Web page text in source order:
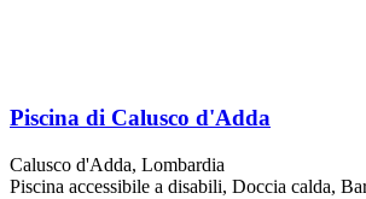
Piscina di Calusco d'Adda
Calusco d'Adda, Lombardia
Piscina accessibile a disabili, Doccia calda,